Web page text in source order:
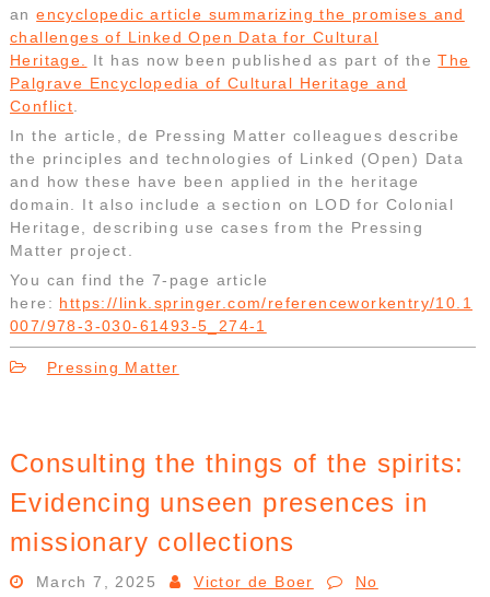
anencyclopedic article summarizing the promises and
challenges of Linked Open Data for Cultural
Heritage. It has now been published as part of theThe
Palgrave Encyclopedia of Cultural Heritage and
Conflict.
In the article, de Pressing Matter colleagues describe
the principles and technologies of Linked (Open) Data
and how these have been applied in the heritage
domain. It also include a section on LOD for Colonial
Heritage, describing use cases from the Pressing
Matter project.
You can find the 7-page article
here: https://link.springer.com/referenceworkentry/10.1
007/978-3-030-61493-5_274-1
Pressing Matter
Consulting the things of the spirits:
Evidencing unseen presences in
missionary collections
March 7, 2025 Victor de Boer
No